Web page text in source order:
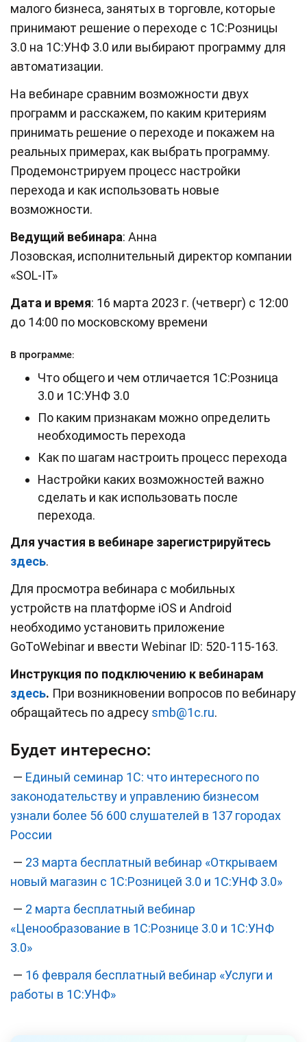
малого бизнеса, занятых в торговле, которые
принимают решение о переходе с 1С:Розницы
3.0 на 1С:УНФ 3.0 или выбирают программу для
автоматизации.
На вебинаре сравним возможности двух
программ и расскажем, по каким критериям
принимать решение о переходе и покажем на
реальных примерах, как выбрать программу.
Продемонстрируем процесс настройки
перехода и как использовать новые
возможности.
Ведущий вебинара: Анна
Лозовская, исполнительный директор компании
«SOL-IT»
Дата и время: 16 марта 2023 г. (четверг) с 12:00
до 14:00 по московскому времени
В программе:
Что общего и чем отличается 1С:Розница
3.0 и 1С:УНФ 3.0
По каким признакам можно определить
необходимость перехода
Как по шагам настроить процесс перехода
Настройки каких возможностей важно
сделать и как использовать после
перехода.
Для участия в вебинаре зарегистрируйтесь
здесь.
Для просмотра вебинара с мобильных
устройств на платформе iOS и Android
необходимо установить приложение
GoToWebinar и ввести Webinar ID: 520-115-163.
Инструкция по подключению к вебинарам
здесь. При возникновении вопросов по вебинару
обращайтесь по адресу smb@1c.ru.
Будет интересно:
— Единый семинар 1С: что интересного по
законодательству и управлению бизнесом
узнали более 56 600 слушателей в 137 городах
России
— 23 марта бесплатный вебинар «Открываем
новый магазин с 1С:Розницей 3.0 и 1С:УНФ 3.0»
— 2 марта бесплатный вебинар
«Ценообразование в 1С:Рознице 3.0 и 1С:УНФ
3.0»
— 16 февраля бесплатный вебинар «Услуги и
работы в 1С:УНФ»